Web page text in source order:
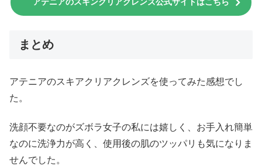
アテニアのスキンクリアクレンズ公式サイトはこちら
まとめ
アテニアのスキアクリアクレンズを使ってみた感想でし
た。
洗顔不要なのがズボラ女子の私には嬉しく、お手入れ簡単
なのに洗浄力が高く、使用後の肌のツッパリも気になりま
せんでした。